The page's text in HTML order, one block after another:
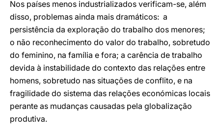
Nos países menos industrializados verificam-se, além
disso, problemas ainda mais dramáticos: a
persistência da exploração do trabalho dos menores;
o não reconhecimento do valor do trabalho, sobretudo
do feminino, na família e fora; a carência de trabalho
devida à instabilidade do contexto das relações entre
homens, sobretudo nas situações de conflito, e na
fragilidade do sistema das relações económicas locais
perante as mudanças causadas pela globalização
produtiva.